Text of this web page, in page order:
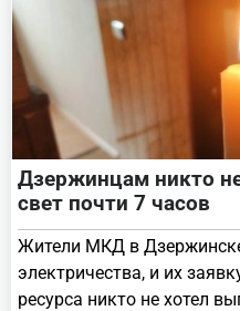
Дзержинцам никто
свет почти 7 часов
Жители МКД в
электричества, и их
ресурса никто не хотел